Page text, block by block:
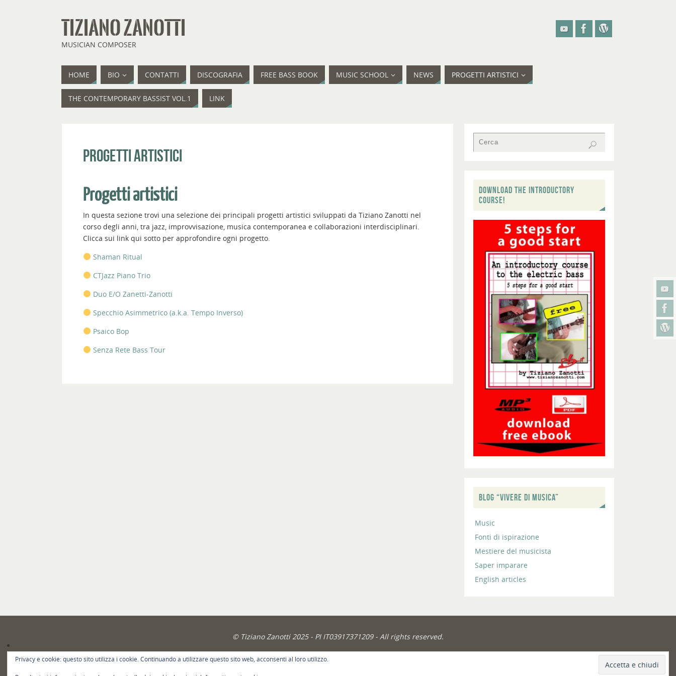
TIZIANO ZANOTTI
MUSICIAN COMPOSER
HOME BIO CONTATTI DISCOGRAFIA FREE BASS BOOK MUSIC SCHOOL NEWS PROGETTI ARTISTICI
THE CONTEMPORARY BASSIST VOL.1 LINK
Progetti artistici
Progetti artistici
In questa sezione trovi una selezione dei principali progetti artistici sviluppati da Tiziano Zanotti nel
corso degli anni, tra jazz, improvvisazione, musica contemporanea e collaborazioni interdisciplinari.
Clicca sui link qui sotto per approfondire ogni progetto.
Shaman Ritual
CTJazz Piano Trio
Duo E/O Zanetti-Zanotti
Specchio Asimmetrico (a.k.a. Tempo Inverso)
Psaico Bop
Senza Rete Bass Tour
DOWNLOAD THE INTRODUCTORY
COURSE!
BLOG “VIVERE DI MUSICA”
Music
Fonti di ispirazione
Mestiere del musicista
Saper imparare
English articles
© Tiziano Zanotti 2025 - PI IT03917371209 - All rights reserved.
POWERED BYPARABOLA
Privacy e cookie: questo sito utilizza i cookie. Continuando a utilizzare questo sito web, acconsenti al loro utilizzo.